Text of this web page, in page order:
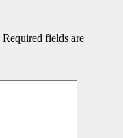
Required fields are